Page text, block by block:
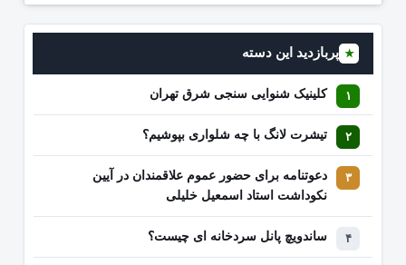
★ پربازدید این دسته
کلینیک شنوایی سنجی شرق تهران
تیشرت لانگ با چه شلواری بپوشیم؟
دعوتنامه برای حضور عموم علاقمندان در آیین
نکوداشت استاد اسمعیل خلیلی
ساندویچ پانل سردخانه ای چیست؟